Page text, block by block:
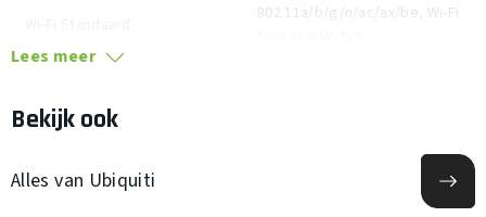
802.11a/b/g/n/ac/ax/be, Wi-Fi
5 GHz Snelheid
2.4 GHz Zendvermogen
Lees meer
Bekijk ook
Alles van Ubiquiti